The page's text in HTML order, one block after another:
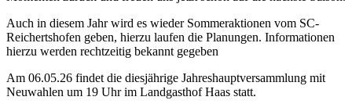
Auch in diesem Jahr wird es wieder Sommeraktionen vom SC-
Reichertshofen geben, hierzu laufen die Planungen. Informationen
hierzu werden rechtzeitig bekannt gegeben
Am 06.05.26 findet die diesjährige Jahreshauptversammlung mit
Neuwahlen um 19 Uhr im Landgasthof Haas statt.